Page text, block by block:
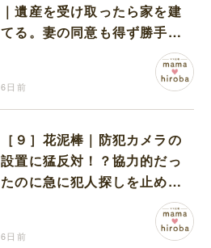
｜遺産を受け取ったら家を建
てる。妻の同意も得ず勝手に
6日前
［９］花泥棒｜防犯カメラの
設置に猛反対！？協力的だっ
たのに急に犯人探しを止めた
6日前